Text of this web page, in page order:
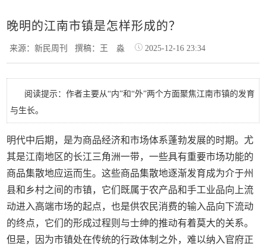
晚明的江南市镇是怎样形成的？
来源：新民周刊撰稿：王 淼 2025-12-16 23:34
阅读提示：作者主要从“内”和“外”两个方面聚焦江南市镇的发育
与生长。
明代中后期，是为商品经济和市场体系蓬勃发展的时期。尤
其是江南地区的长江三角洲一带，一些具有重要市场功能的
商品集散地应运而生。这些商品集散地逐渐发育成为介于州
县和乡村之间的市镇，它们既属于农产品和手工业品向上流
动进入高端市场的起点，也是供农民消费的输入品向下流动
的终点，它们的形成过程则与士绅的推动有着莫大的关系。
但是，因为市镇处在传统的行政体制之外，难以纳入官府正